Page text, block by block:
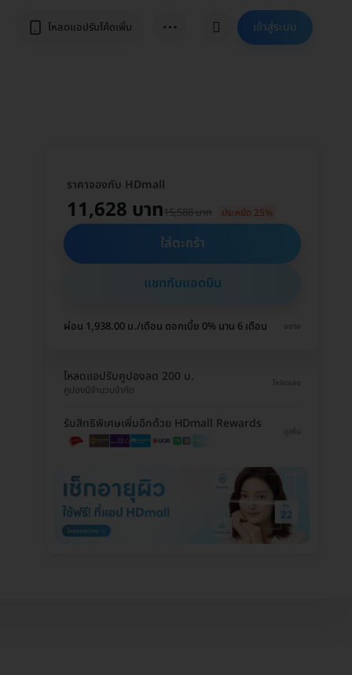
โหลดแอปรับโค้ดเพิ่ม ⋯ เข้าสู่ระบบ
ราคาจองกับ HDmall
11,628 บาท15,588 บาท ประหยัด 25%
ใส่ตะกร้า
แชทกับแอดมิน
ผ่อน 1,938.00 บ./เดือน ดอกเบี้ย 0% นาน 6 เดือน ขยาย
โหลดแอปรับคูปองลด 200 บ.
คูปองมีจำนวนจำกัด
โหลดเลย
รับสิทธิพิเศษเพิ่มอีกด้วย HDmall Rewards
ดูเพิ่ม